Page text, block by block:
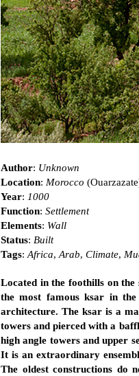
Author: Unknown
Location: Morocco
Year: 1000
Function: Settlement
Elements: Wall
Status: Built
Tags: Africa, Arab, Climate,
Located in the foothills on
the most famous ksar in
architecture. The ksar is a
towers and pierced with a
high angle towers and upper
It is an extraordinary
The oldest constructions do